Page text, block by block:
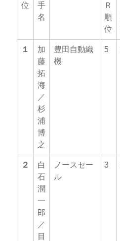
位
手
名
Ｒ
順
位
１
加
藤
拓
海
／
杉
浦
博
之
豊田自動織
機
5
２
白
石
潤
一
郎
／
目
ノースセー
ル
3